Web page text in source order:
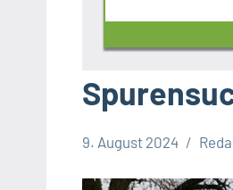
Stadt
Bielefeld
9. August 2024